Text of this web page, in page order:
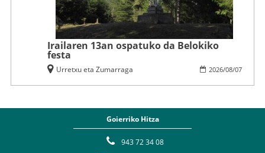
Irailaren 13an ospatuko da Belokiko
festa
2026/08/07
Urretxu eta Zumarraga
Goierriko Hitza
943 72 34 08